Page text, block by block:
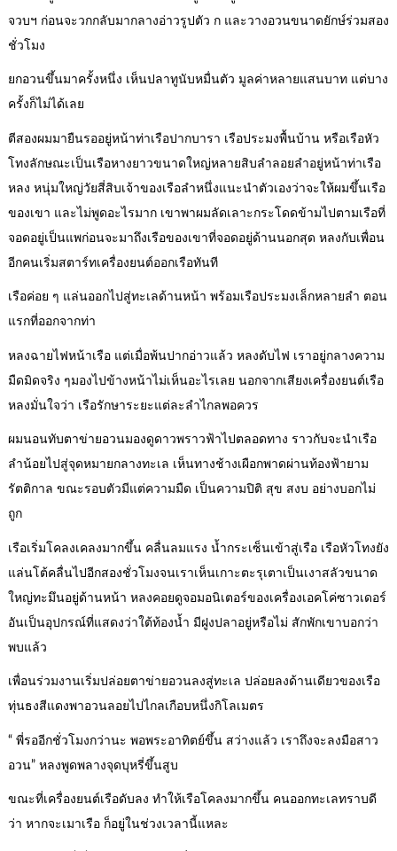
จวบฯ ก่อนจะวกกลับมากลางอ่าวรูปตัว ก และวางอวนขนาดยักษ์ร่วมสอง
ชั่วโมง
ยกอวนขึ้นมาครั้งหนึ่ง เห็นปลาทูนับหมื่นตัว มูลค่าหลายแสนบาท แต่บาง
ครั้งก็ไม่ได้เลย
ตีสองผมมายืนรออยู่หน้าท่าเรือปากบารา เรือประมงพื้นบ้าน หรือเรือหัว
โทงลักษณะเป็นเรือหางยาวขนาดใหญ่หลายสิบลำลอยลำอยู่หน้าท่าเรือ
หลง หนุ่มใหญ่วัยสี่สิบเจ้าของเรือลำหนึ่งแนะนำตัวเองว่าจะให้ผมขึ้นเรือ
ของเขา และไม่พูดอะไรมาก เขาพาผมลัดเลาะกระโดดข้ามไปตามเรือที่
จอดอยู่เป็นแพก่อนจะมาถึงเรือของเขาที่จอดอยู่ด้านนอกสุด หลงกับเพื่อน
อีกคนเริ่มสตาร์ทเครื่องยนต์ออกเรือทันที
เรือค่อย ๆ แล่นออกไปสู่ทะเลด้านหน้า พร้อมเรือประมงเล็กหลายลำ ตอน
แรกที่ออกจากท่า
หลงฉายไฟหน้าเรือ แต่เมื่อพ้นปากอ่าวแล้ว หลงดับไฟ เราอยู่กลางความ
มืดมิดจริง ๆมองไปข้างหน้าไม่เห็นอะไรเลย นอกจากเสียงเครื่องยนต์เรือ
หลงมั่นใจว่า เรือรักษาระยะแต่ละลำไกลพอควร
ผมนอนทับตาข่ายอวนมองดูดาวพราวฟ้าไปตลอดทาง ราวกับจะนำเรือ
ลำน้อยไปสู่จุดหมายกลางทะเล เห็นทางช้างเผือกพาดผ่านท้องฟ้ายาม
รัตติกาล ขณะรอบตัวมีแต่ความมืด เป็นความปิติ สุข สงบ อย่างบอกไม่
ถูก
เรือเริ่มโคลงเคลงมากขึ้น คลื่นลมแรง น้ำกระเซ็นเข้าสู่เรือ เรือหัวโทงยัง
แล่นโต้คลื่นไปอีกสองชั่วโมงจนเราเห็นเกาะตะรุเตาเป็นเงาสลัวขนาด
ใหญ่ทะมึนอยู่ด้านหน้า หลงคอยดูจอมอนิเตอร์ของเครื่องเอคโค่ซาวเดอร์
อันเป็นอุปกรณ์ที่แสดงว่าใต้ท้องน้ำ มีฝูงปลาอยู่หรือไม่ สักพักเขาบอกว่า
พบแล้ว
เพื่อนร่วมงานเริ่มปล่อยตาข่ายอวนลงสู่ทะเล ปล่อยลงด้านเดียวของเรือ
ทุ่นธงสีแดงพาอวนลอยไปไกลเกือบหนึ่งกิโลเมตร
“ พี่รออีกชั่วโมงกว่านะ พอพระอาทิตย์ขึ้น สว่างแล้ว เราถึงจะลงมือสาว
อวน” หลงพูดพลางจุดบุหรี่ขึ้นสูบ
ขณะที่เครื่องยนต์เรือดับลง ทำให้เรือโคลงมากขึ้น คนออกทะเลทราบดี
ว่า หากจะเมาเรือ ก็อยู่ในช่วงเวลานี้แหละ